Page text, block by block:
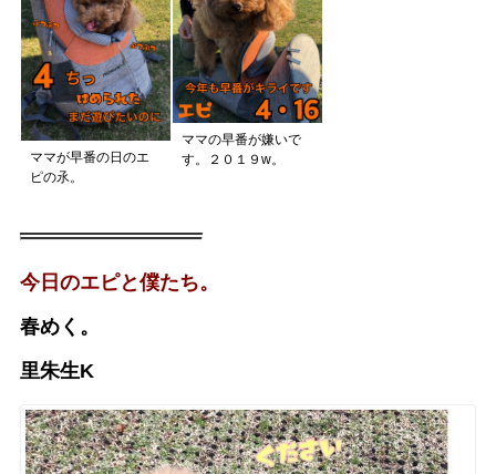
ママが早番の日のエ
ピの氶。
ママの早番が嫌いで
す。２０１９w。
今日のエピと僕たち。
春めく。
里朱生K